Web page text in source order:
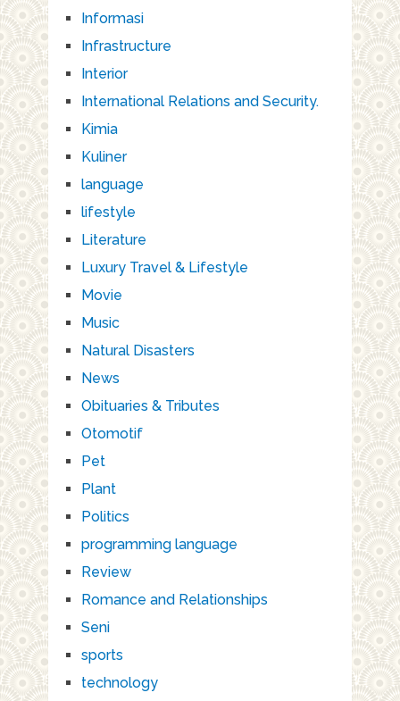
Informasi
Infrastructure
Interior
International Relations and Security.
Kimia
Kuliner
language
lifestyle
Literature
Luxury Travel & Lifestyle
Movie
Music
Natural Disasters
News
Obituaries & Tributes
Otomotif
Pet
Plant
Politics
programming language
Review
Romance and Relationships
Seni
sports
technology